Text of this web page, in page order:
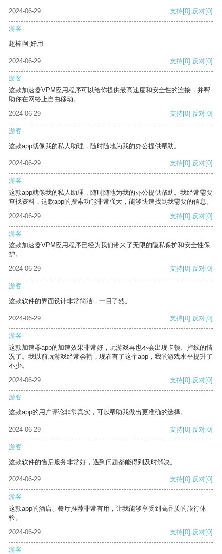
2024-06-29 支持[0] 反对[0]
游客
超棒啊 好用
2024-06-29 支持[0] 反对[0]
游客
这款加速器VPM应用程序可以给你提供最高速度和安全性的连接，并帮
助你在网络上自由移动。
2024-06-29
支持[0] 反对[0]
游客
这款app就像我的私人助理，随时随地为我的办公提供帮助。
2024-06-29 支持[0] 反对[0]
游客
这款app就像我的私人助理，随时随地为我的办公提供帮助。我经常需要
查找资料，这款app的搜索功能非常强大，能够快速找到我需要的信息。
2024-06-29
支持[0] 反对[0]
游客
这款加速器VPM应用程序已经为我们带来了无限的隐私保护和安全性保
护。
2024-06-29
支持[0] 反对[0]
游客
这款软件的界面设计非常简洁，一目了然。
2024-06-29 支持[0] 反对[0]
游客
这款加速器app的加速效果非常好，玩游戏再也不会出现卡顿、掉线的情
况了。我以前玩游戏经常会输，现在有了这个app，我的游戏水平提升了
不少。
2024-06-29
支持[0] 反对[0]
游客
这款app的用户评论非常真实，可以帮助我做出更准确的选择。
2024-06-29 支持[0] 反对[0]
游客
这款软件的售后服务非常好，遇到问题都能得到及时解决。
2024-06-29 支持[0] 反对[0]
游客
这款app的酒店、餐厅推荐非常有用，让我能够享受到高品质的旅行体
验。
2024-06-29
支持[0] 反对[0]
游客